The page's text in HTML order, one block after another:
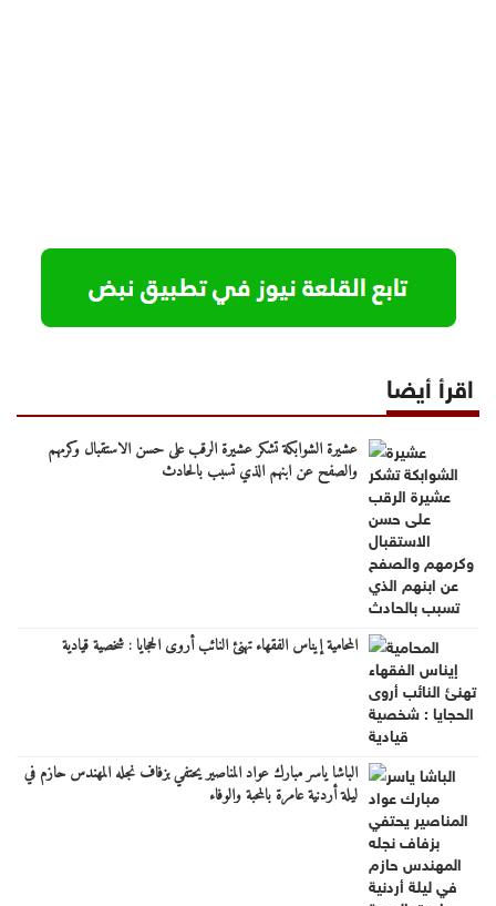
اقرأ أيضا
عشيرة الشوابكة تشكر عشيرة الرقب على حسن الاستقبال وكرمهم
والصفح عن ابنهم الذي تسبب بالحادث
المحامية إيناس الفقهاء تهنئ النائب أروى الحجايا : شخصية قيادية
الباشا ياسر مبارك عواد المناصير يحتفي بزفاف نجله المهندس حازم في
ليلة أردنية عامرة بالمحبة والوفاء